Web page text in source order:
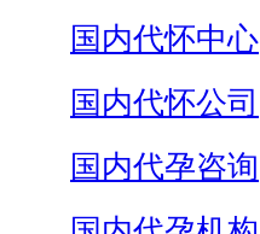
国内代怀中心
国内代怀公司
国内代孕咨询